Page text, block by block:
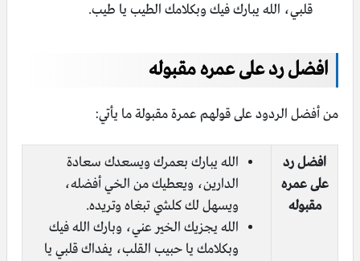
قلبي، الله يبارك فيك وبكلامك الطيب يا طيب.
افضل رد على عمره مقبوله
من أفضل الردود على قولهم عمرة مقبولة ما يأتي:
افضل رد
على عمره
مقبوله
الله يبارك بعمرك ويسعدك سعادة
الدارين، ويعطيك من الخي أفضله،
ويسهل لك كلشي تبغاه وتريده.
الله يجزيك الخير عني، وبارك الله فيك
وبكلامك يا حبيب القلب، يفداك قلبي يا